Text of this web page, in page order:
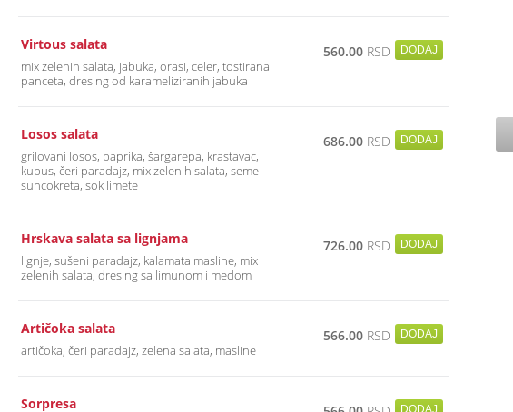
Virtous salata
mix zelenih salata, jabuka, orasi, celer, tostirana
panceta, dresing od karameliziranih jabuka
560.00 RSD
Losos salata
grilovani losos, paprika, šargarepa, krastavac,
kupus, čeri paradajz, mix zelenih salata, seme
suncokreta, sok limete
686.00 RSD
Hrskava salata sa lignjama
lignje, sušeni paradajz, kalamata masline, mix
zelenih salata, dresing sa limunom i medom
726.00 RSD
Artičoka salata
artičoka, čeri paradajz, zelena salata, masline
566.00 RSD
Sorpresa